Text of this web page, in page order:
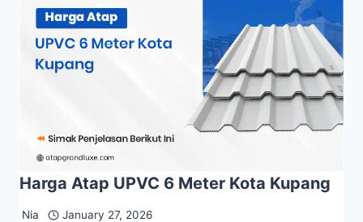
Harga Atap UPVC 6 Meter Kota Kupang
Nia January 27, 2026